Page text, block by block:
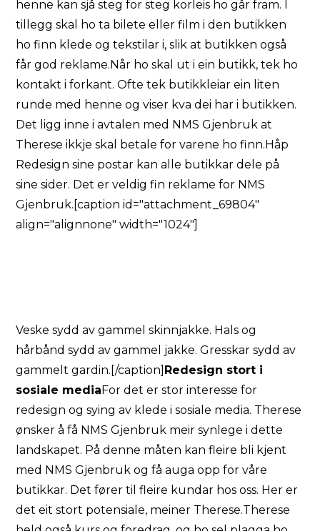
henne kan sjå steg for steg korleis ho går fram. I
tillegg skal ho ta bilete eller film i den butikken
ho finn klede og tekstilar i, slik at butikken også
får god reklame.Når ho skal ut i ein butikk, tek ho
kontakt i forkant. Ofte tek butikkleiar ein liten
runde med henne og viser kva dei har i butikken.
Det ligg inne i avtalen med NMS Gjenbruk at
Therese ikkje skal betale for varene ho finn.Håp
Redesign sine postar kan alle butikkar dele på
sine sider. Det er veldig fin reklame for NMS
Gjenbruk.[caption id="attachment_69804"
align="alignnone" width="1024"]
Veske sydd av gammel skinnjakke. Hals og
hårbånd sydd av gammel jakke. Gresskar sydd av
gammelt gardin.[/caption] Redesign stort i
sosiale mediaFor det er stor interesse for
redesign og sying av klede i sosiale media. Therese
ønsker å få NMS Gjenbruk meir synlege i dette
landskapet. På denne måten kan fleire bli kjent
med NMS Gjenbruk og få auga opp for våre
butikkar. Det fører til fleire kundar hos oss. Her er
det eit stort potensiale, meiner Therese.Therese